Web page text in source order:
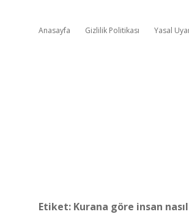
Anasayfa Gizlilik Politikası Yasal
Etiket: Kurana göre insan